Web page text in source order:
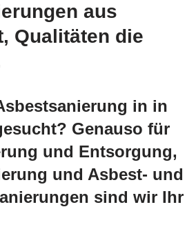
aus
Qualitäten die
in in
Genauso für
und Entsorgung,
und Asbest- und
sind wir Ihr